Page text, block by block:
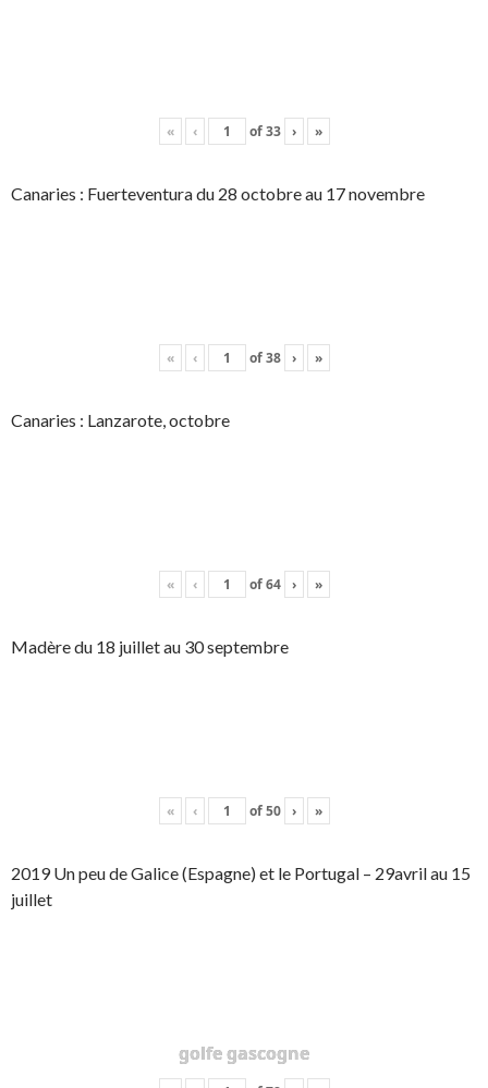
« ‹ of33 › »
Canaries : Fuerteventura du 28 octobre au 17 novembre
« ‹ of38 › »
Canaries : Lanzarote, octobre
« ‹ of64 › »
Madère du 18 juillet au 30 septembre
« ‹ of50 › »
2019 Un peu de Galice (Espagne) et le Portugal – 29avril au 15
juillet
golfe gascogne